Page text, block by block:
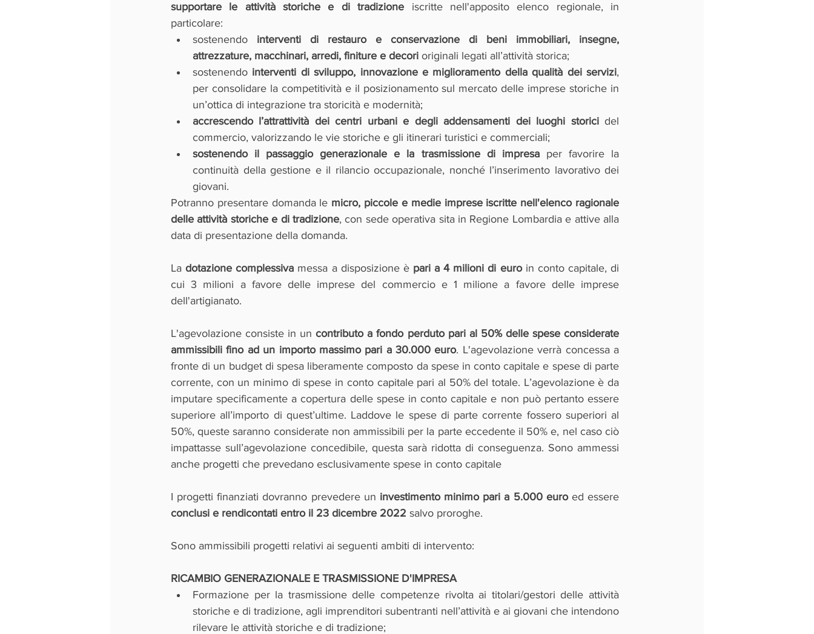
supportare le attività storiche e di tradizione iscritte nell'apposito elenco regionale, in
particolare:
sostenendo interventi di restauro e conservazione di beni immobiliari, insegne,
attrezzature, macchinari, arredi, finiture e decori originali legati all’attività storica;
sostenendo interventi di sviluppo, innovazione e miglioramento della qualità dei servizi,
per consolidare la competitività e il posizionamento sul mercato delle imprese storiche in
un’ottica di integrazione tra storicità e modernità;
accrescendo l’attrattività dei centri urbani e degli addensamenti dei luoghi storici del
commercio, valorizzando le vie storiche e gli itinerari turistici e commerciali;
sostenendo il passaggio generazionale e la trasmissione di impresa per favorire la
continuità della gestione e il rilancio occupazionale, nonché l’inserimento lavorativo dei
giovani.
Potranno presentare domanda le micro, piccole e medie imprese iscritte nell'elenco ragionale
delle attività storiche e di tradizione, con sede operativa sita in Regione Lombardia e attive alla
data di presentazione della domanda.
La dotazione complessiva messa a disposizione è pari a 4 milioni di euro in conto capitale, di
cui 3 milioni a favore delle imprese del commercio e 1 milione a favore delle imprese
dell'artigianato.
L'agevolazione consiste in un contributo a fondo perduto pari al 50% delle spese considerate
ammissibili fino ad un importo massimo pari a 30.000 euro. L'agevolazione verrà concessa a
fronte di un budget di spesa liberamente composto da spese in conto capitale e spese di parte
corrente, con un minimo di spese in conto capitale pari al 50% del totale. L’agevolazione è da
imputare specificamente a copertura delle spese in conto capitale e non può pertanto essere
superiore all’importo di quest’ultime. Laddove le spese di parte corrente fossero superiori al
50%, queste saranno considerate non ammissibili per la parte eccedente il 50% e, nel caso ciò
impattasse sull’agevolazione concedibile, questa sarà ridotta di conseguenza. Sono ammessi
anche progetti che prevedano esclusivamente spese in conto capitale
I progetti finanziati dovranno prevedere un investimento minimo pari a 5.000 euro
conclusi e rendicontati entro il 23 dicembre 2022 salvo proroghe.
Sono ammissibili progetti relativi ai seguenti ambiti di intervento:
RICAMBIO GENERAZIONALE E TRASMISSIONE D'IMPRESA
Formazione per la trasmissione delle competenze rivolta ai titolari/gestori delle attività
storiche e di tradizione, agli imprenditori subentranti nell’attività e ai giovani che intendono
rilevare le attività storiche e di tradizione;